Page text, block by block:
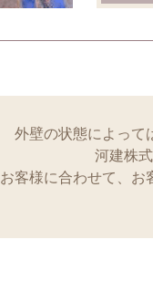
外壁の状態によって
河建株
お客様に合わせて、お